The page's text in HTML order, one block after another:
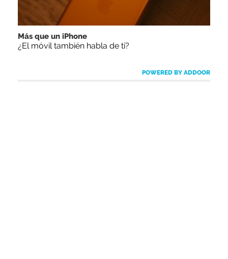
Más que un iPhone
¿El móvil también habla de ti?
POWERED BY ADDOOR